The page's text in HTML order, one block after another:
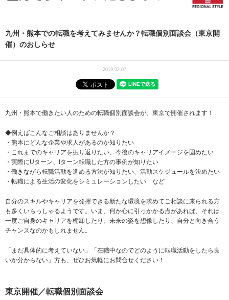
九州・熊本での転職を考えてみませんか？転職個別面談会（東京開
催）のおしらせ
2019.02.07
九州・熊本で働きたい人のための転職個別面談会が、東京で開催されます！
◆例えばこんなご相談はありませんか？
・熊本にどんな企業や求人があるのか知りたい
・これまでのキャリアを振り返りたい、今後のキャリアイメージを固めたい
・実際にUターン、Iターン転職した方の事例が知りたい
・働きながら転職活動を進める方法が知りたい、活動スケジュールを決めたい
・転職による生活の変化をシミュレーションしたい など
自分のスキルやキャリアを発揮できる新たな環境を求めてご相談に来られる方
も多くいらっしゃるようです。いま、何か心に引っかかる点があれば、それは
一度ご自身のキャリアを棚卸したり、未来の姿を想像したり、自分と向き合う
チャンスなのかもしれません。
「まだ具体的に考えていない」「在職中なのでどのように転職活動をしたら良
いか分からない」方も、ぜひお気軽にお問合せください！
東京開催／転職個別面談会